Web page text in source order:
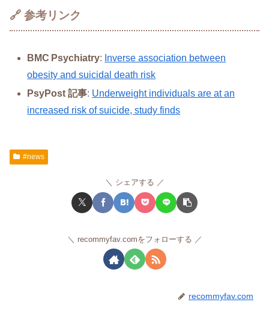
🔗 参考リンク
BMC Psychiatry: Inverse association between
obesity and suicidal death risk
PsyPost 記事: Underweight individuals are at an
increased risk of suicide, study finds
#news
シェアする
recommyfav.comをフォローする
recommyfav.com